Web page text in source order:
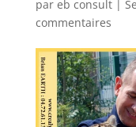
par eb consult|
commentaires